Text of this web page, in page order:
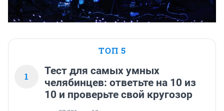
ТОП 5
1
Тест для самых умных
челябинцев: ответьте на 10 из
10 и проверьте свой кругозор